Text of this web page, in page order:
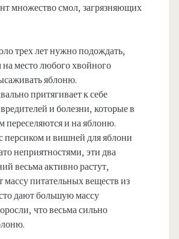
множество смол, загрязняющих
трех лет нужно подождать,
место любого хвойного
яблоню.
притягивает к себе
и болезни, которые в
переселяются и на яблоню.
персиком и вишней для яблони
неприятностями, эти два
весьма активно растут,
массу питательных веществ из
дают большую массу
что весьма сильно